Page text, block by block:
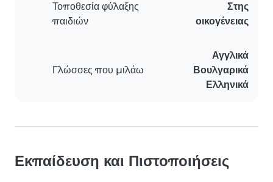
Τοποθεσία φύλαξης
παιδιών
Στης
οικογένειας
Γλώσσες που μιλάω
Αγγλικά
Βουλγαρικά
Ελληνικά
Εκπαίδευση και Πιστοποιήσεις